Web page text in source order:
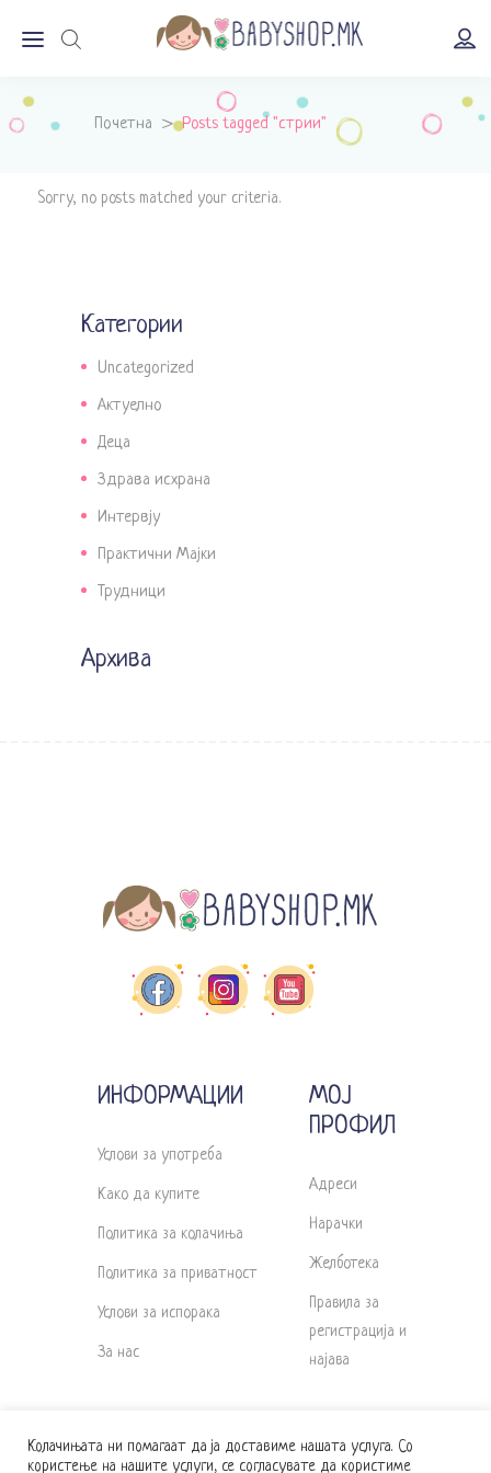
Почетна >Posts tagged "стрии"
Sorry, no posts matched your criteria.
Категории
Uncategorized
Актуелно
Деца
Здрава исхрана
Интервју
Практични Мајки
Трудници
Архива
ИНФОРМАЦИИ
Услови за употреба
Како да купите
Политика за колачиња
Политика за приватност
Услови за испорака
За нас
МОЈ
ПРОФИЛ
Адреси
Нарачки
Желботека
Правила за
регистрација и
најава
Колачињата ни помагаат да ја доставиме нашата услуга. Со
користење на нашите услуги, се согласувате да користиме